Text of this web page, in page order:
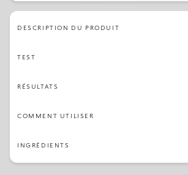
DESCRIPTION DU PRODUIT
TEST
RÉSULTATS
COMMENT UTILISER
INGRÉDIENTS